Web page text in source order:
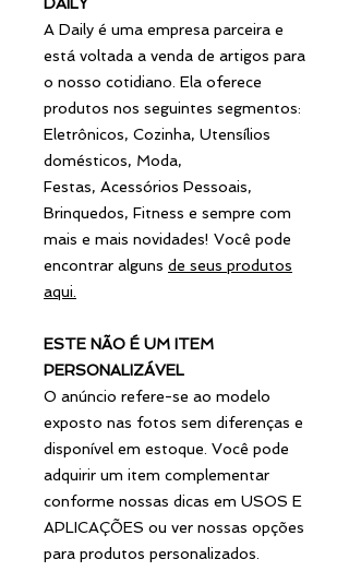
A Daily é uma empresa parceira e
está voltada a venda de artigos para
o nosso cotidiano. Ela oferece
produtos nos seguintes segmentos:
Eletrônicos, Cozinha, Utensílios
domésticos, Moda,
Festas, Acessórios Pessoais,
Brinquedos, Fitness e sempre com
mais e mais novidades! Você pode
encontrar alguns de seus produtos
aqui
ESTE NÃO É UM ITEM
PERSONALIZÁVEL
O anúncio refere-se ao modelo
exposto nas fotos sem diferenças e
disponível em estoque. Você pode
adquirir um item complementar
conforme nossas dicas em USOS E
APLICAÇÕES ou ver nossas opções
para produtos personalizados.